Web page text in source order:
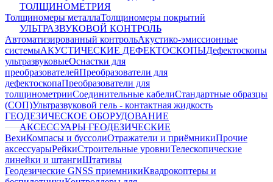
ТОЛЩИНОМЕТРИЯ
Толщиномеры металлаТолщиномеры покрытий
УЛЬТРАЗВУКОВОЙ КОНТРОЛЬ
Автоматизированный контрольАкустико-эмиссионные
системыАКУСТИЧЕСКИЕ ДЕФЕКТОСКОПЫДефектоскопы
ультразвуковыеОснастки для
преобразователейПреобразователи для
дефектоскопаПреобразователи для
толщинометрииСоединительные кабелиСтандартные образцы
(СОП)Ультразвуковой гель - контактная жидкость
ГЕОДЕЗИЧЕСКОЕ ОБОРУДОВАНИЕ
АКСЕССУАРЫ ГЕОДЕЗИЧЕСКИЕ
ВехиКомпасы и буссолиОтражатели и приёмникиПрочие
аксессуарыРейкиСтроительные уровниТелескопические
линейки и штангиШтативы
Геодезические GNSS приемникиКвадрокоптеры и